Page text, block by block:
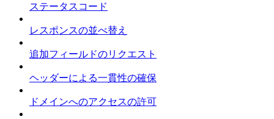
ステータスコード
レスポンスの並べ替え
追加フィールドのリクエスト
ヘッダーによる一貫性の確保
ドメインへのアクセスの許可